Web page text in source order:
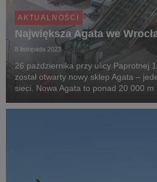
AKTUALNOŚCI
Największa Agata we
8 listopada 2023
26 października przy ulicy Paprotnej
został otwarty nowy sklep Agata –
sieci. Nowa Agata to ponad 20 000 m